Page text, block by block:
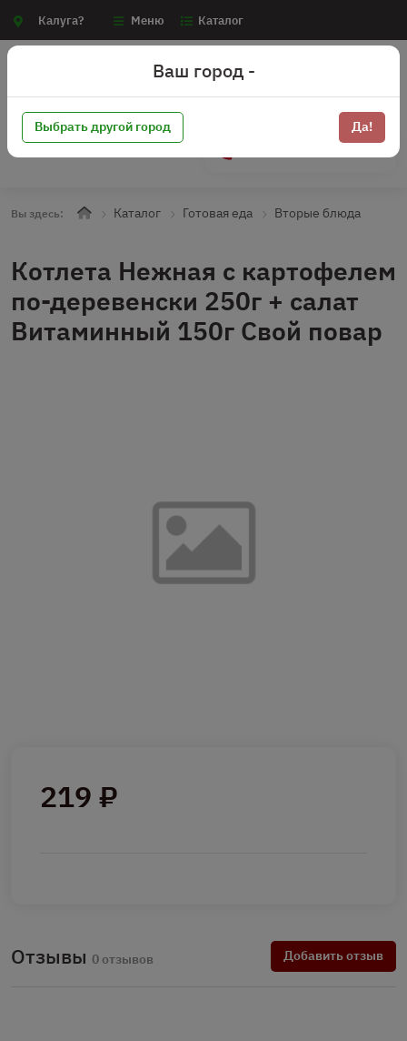
Калуга? Меню Каталог
Вы здесь: Каталог Готовая еда Вторые блюда
Котлета Нежная с картофелем
по-деревенски 250г + салат
Витаминный 150г Свой повар
219 ₽
Отзывы 0 отзывов Добавить отзыв
Ваш город -
Выбрать другой город Да!